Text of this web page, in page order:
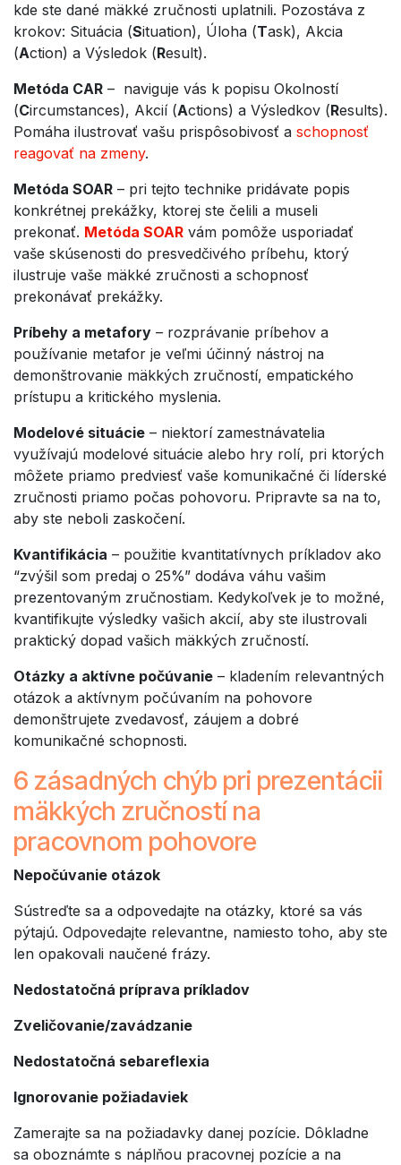
kde ste dané mäkké zručnosti uplatnili. Pozostáva z
krokov: Situácia (Situation), Úloha (Task), Akcia
(Action) a Výsledok (Result).
Metóda CAR – naviguje vás k popisu Okolností
(Circumstances), Akcií (Actions) a Výsledkov (Results).
Pomáha ilustrovať vašu prispôsobivosť a schopnosť
reagovať na zmeny.
Metóda SOAR – pri tejto technike pridávate popis
konkrétnej prekážky, ktorej ste čelili a museli
prekonať. Metóda SOAR vám pomôže usporiadať
vaše skúsenosti do presvedčivého príbehu, ktorý
ilustruje vaše mäkké zručnosti a schopnosť
prekonávať prekážky.
Príbehy a metafory – rozprávanie príbehov a
používanie metafor je veľmi účinný nástroj na
demonštrovanie mäkkých zručností, empatického
prístupu a kritického myslenia.
Modelové situácie – niektorí zamestnávatelia
využívajú modelové situácie alebo hry rolí, pri ktorých
môžete priamo predviesť vaše komunikačné či líderské
zručnosti priamo počas pohovoru. Pripravte sa na to,
aby ste neboli zaskočení.
Kvantifikácia – použitie kvantitatívnych príkladov ako
“zvýšil som predaj o 25%” dodáva váhu vašim
prezentovaným zručnostiam. Kedykoľvek je to možné,
kvantifikujte výsledky vašich akcií, aby ste ilustrovali
praktický dopad vašich mäkkých zručností.
Otázky a aktívne počúvanie – kladením relevantných
otázok a aktívnym počúvaním na pohovore
demonštrujete zvedavosť, záujem a dobré
komunikačné schopnosti.
6 zásadných chýb pri prezentácii
mäkkých zručností na
pracovnom pohovore
Nepočúvanie otázok
Sústreďte sa a odpovedajte na otázky, ktoré sa vás
pýtajú. Odpovedajte relevantne, namiesto toho, aby ste
len opakovali naučené frázy.
Nedostatočná príprava príkladov
Zveličovanie/zavádzanie
Nedostatočná sebareflexia
Ignorovanie požiadaviek
Zamerajte sa na požiadavky danej pozície. Dôkladne
sa oboznámte s náplňou pracovnej pozície a na